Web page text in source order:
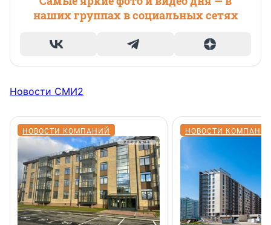
наших группах в социальных сетях
Новости СМИ2
НОВОСТИ КОМПАНИЙ НОВОСТИ